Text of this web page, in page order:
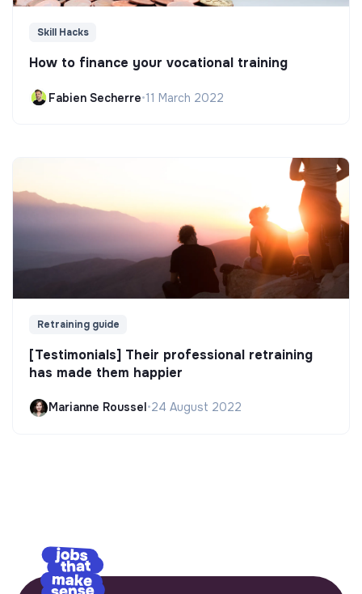
Skill Hacks
How to finance your vocational training
Fabien Secherre•11 March 2022
Retraining guide
[Testimonials] Their professional retraining
has made them happier
Marianne Roussel •24 August 2022